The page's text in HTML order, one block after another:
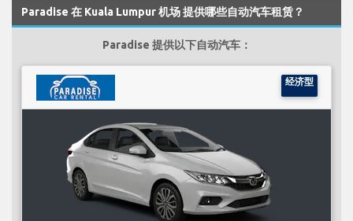
Paradise 在 Kuala Lumpur 机场 提供哪些自动汽车租赁？
Paradise 提供以下自动汽车：
经济型